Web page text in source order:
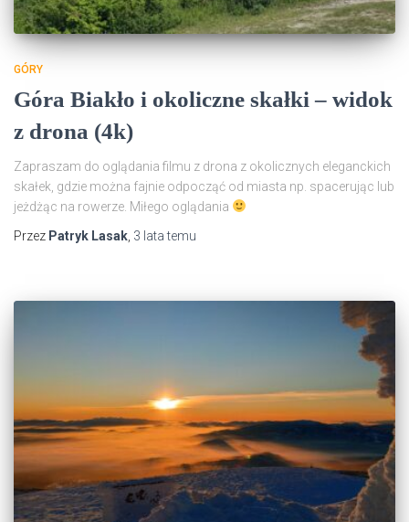
GÓRY
Góra Biakło i okoliczne skałki – widok
z drona (4k)
Zapraszam do oglądania filmu z drona z okolicznych eleganckich
skałek, gdzie można fajnie odpocząć od miasta np. spacerując lub
jeżdżąc na rowerze. Miłego oglądania
Przez Patryk Lasak 3 latatemu